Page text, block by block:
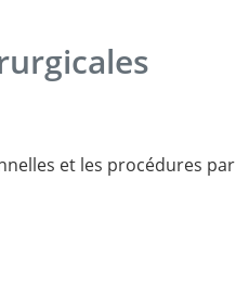
et les procédures par